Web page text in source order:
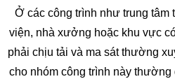
Ở các công trình như trung
viện, nhà xưởng hoặc khu vực
phải chịu tải và ma sát thường
cho nhóm công trình này